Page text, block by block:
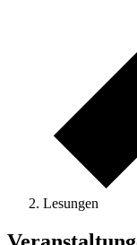
Lesungen